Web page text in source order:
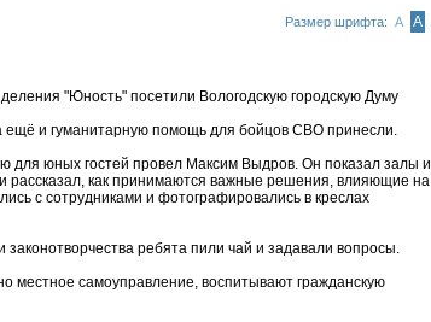
Размер шрифта: А А
"Юность" посетили Вологодскую городскую Думу
и гуманитарную помощь для бойцов СВО принесли.
для юных гостей провел Максим Выдров. Он показал залы и
рассказал, как принимаются важные решения, влияющие на
с сотрудниками и фотографировались в креслах
законотворчества ребята пили чай и задавали вопросы.
местное самоуправление, воспитывают гражданскую